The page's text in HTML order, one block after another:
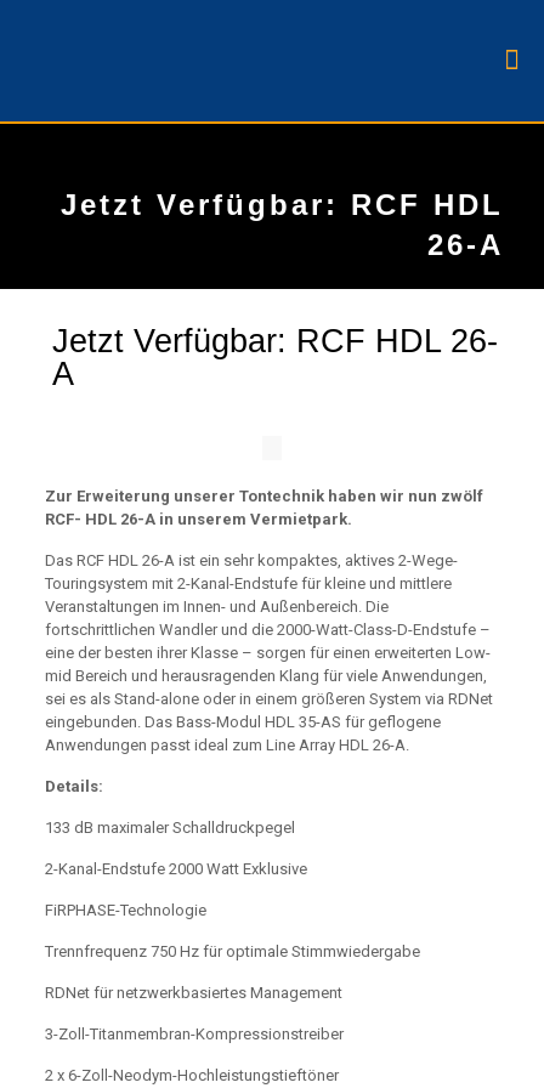
Jetzt Verfügbar: RCF HDL
26-A
Jetzt Verfügbar: RCF HDL 26-
A
Zur Erweiterung unserer Tontechnik haben wir nun zwölf
RCF- HDL 26-A in unserem Vermietpark.
Das RCF HDL 26-A ist ein sehr kompaktes, aktives 2-Wege-
Touringsystem mit 2-Kanal-Endstufe für kleine und mittlere
Veranstaltungen im Innen- und Außenbereich. Die
fortschrittlichen Wandler und die 2000-Watt-Class-D-Endstufe –
eine der besten ihrer Klasse – sorgen für einen erweiterten Low-
mid Bereich und herausragenden Klang für viele Anwendungen,
sei es als Stand-alone oder in einem größeren System via RDNet
eingebunden. Das Bass-Modul HDL 35-AS für geflogene
Anwendungen passt ideal zum Line Array HDL 26-A.
Details:
133 dB maximaler Schalldruckpegel
2-Kanal-Endstufe 2000 Watt Exklusive
FiRPHASE-Technologie
Trennfrequenz 750 Hz für optimale Stimmwiedergabe
RDNet für netzwerkbasiertes Management
3-Zoll-Titanmembran-Kompressionstreiber
2 x 6-Zoll-Neodym-Hochleistungstieftöner